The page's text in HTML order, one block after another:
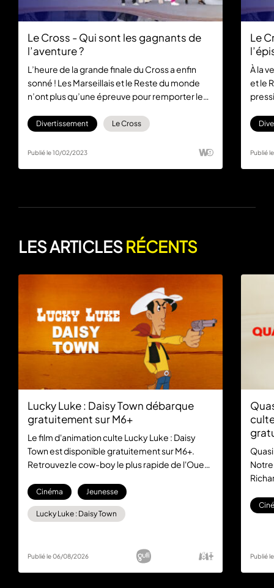
Le Cross - Qui sont les gagnants de
l’aventure ?
L’heure de la grande finale du Cross a enfin
sonné ! Les Marseillais et le Reste du monde
n’ont plus qu’une épreuve pour remporter le
victorieuse de cette compétition ? Rendez-
dernier épisode gratuitement.
Divertissement Le Cross
Publié le 10/02/2023
Le
À la
et le
Publié
LES ARTICLESRÉCENTS
Lucky Luke : Daisy Town débarque
gratuitement sur M6+
Le film d'animation culte Lucky Luke : Daisy
Town est disponible gratuitement sur M6+.
Retrouvez le cow-boy le plus rapide de l'Ouest
abonnement.
Cinéma Jeunesse
Lucky Luke : Daisy Town
Publié le 06/08/2026 Publié